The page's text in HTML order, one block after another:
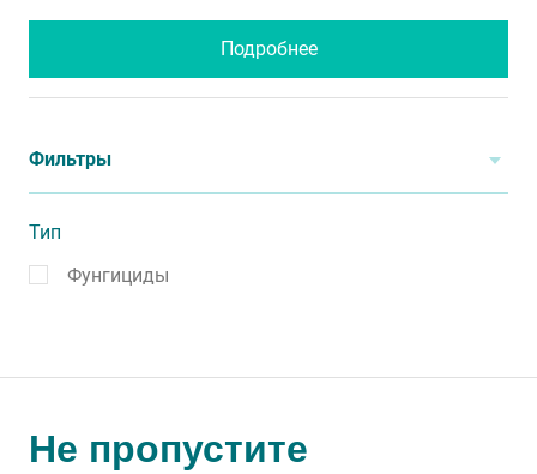
Подробнее
Фильтры
Тип
Фунгициды
Не пропустите